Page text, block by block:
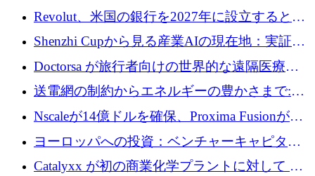
ユーロを超える 70 以上のテクノロジー資金調
Revolut、米国の銀行を2027年に設立すると米
国の社長が語る
Shenzhi Cupから見る産業AIの現在地：実証と
産業実装への道筋
Doctorsa が旅行者向けの世界的な遠隔医療プ
ラットフォームを拡大するために 100 万ユー
送電網の制約からエネルギーの豊かさまで:
Envision の Gobi X がヨーロッパの AI の未来
にどのように貢献できるか
Nscaleが14億ドルを確保、Proxima Fusionが4
億1,100万ユーロを獲得、Invest EuropeはVCの
ヨーロッパへの投資：ベンチャーキャピタル
が過去2番目に高い水準に到達
Catalyxx が初の商業化学プラントに対して EU